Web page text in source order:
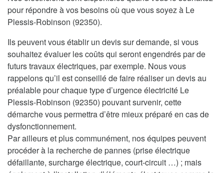
pour répondre à vos besoins où que vous soyez à Le
Plessis-Robinson (92350).
Ils peuvent vous établir un devis sur demande, si vous
souhaitez évaluer les coûts qui seront engendrés par de
futurs travaux électriques, par exemple. Nous vous
rappelons qu’il est conseillé de faire réaliser un devis au
préalable pour chaque type d’urgence électricité Le
Plessis-Robinson (92350) pouvant survenir, cette
démarche vous permettra d’être mieux préparé en cas de
dysfonctionnement.
Par ailleurs et plus communément, nos équipes peuvent
procéder à la recherche de pannes (prise électrique
défaillante, surcharge électrique, court-circuit …) ; mais